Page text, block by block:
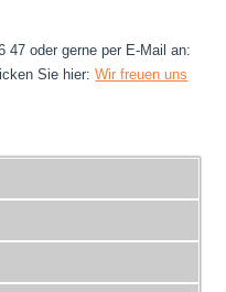
47 oder gerne per E-Mail an:
Sie hier:Wir freuen uns